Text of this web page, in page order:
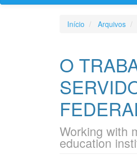
Início Arquivos
O
Working with
education